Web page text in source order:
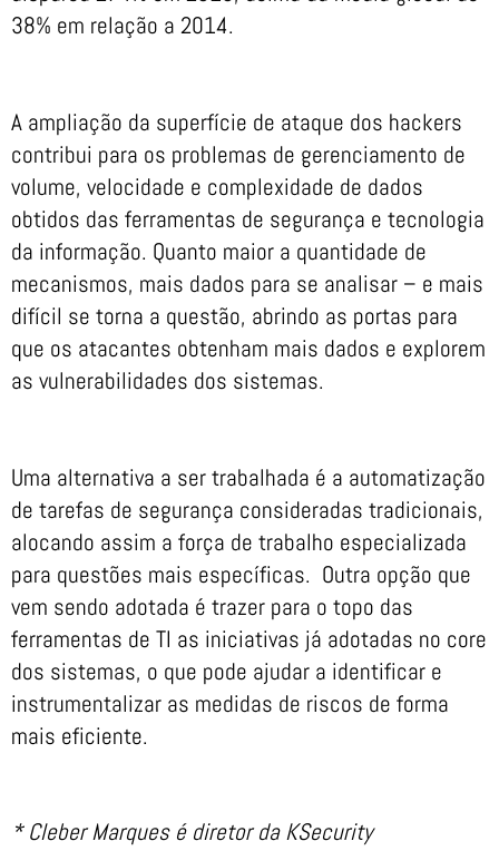
38% em relação a 2014.
A ampliação da superfície de ataque dos hackers
contribui para os problemas de gerenciamento de
volume, velocidade e complexidade de dados
obtidos das ferramentas de segurança e tecnologia
da informação. Quanto maior a quantidade de
mecanismos, mais dados para se analisar – e mais
difícil se torna a questão, abrindo as portas para
que os atacantes obtenham mais dados e explorem
as vulnerabilidades dos sistemas.
Uma alternativa a ser trabalhada é a automatização
de tarefas de segurança consideradas tradicionais,
alocando assim a força de trabalho especializada
para questões mais específicas. Outra opção que
vem sendo adotada é trazer para o topo das
ferramentas de TI as iniciativas já adotadas no core
dos sistemas, o que pode ajudar a identificar e
instrumentalizar as medidas de riscos de forma
mais eficiente.
* Cleber Marques é diretor da KSecurity